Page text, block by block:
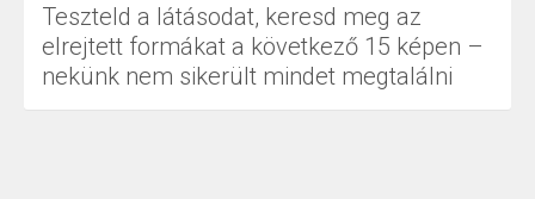
Teszteld a látásodat, keresd meg az
elrejtett formákat a következő 15 képen –
nekünk nem sikerült mindet megtalálni